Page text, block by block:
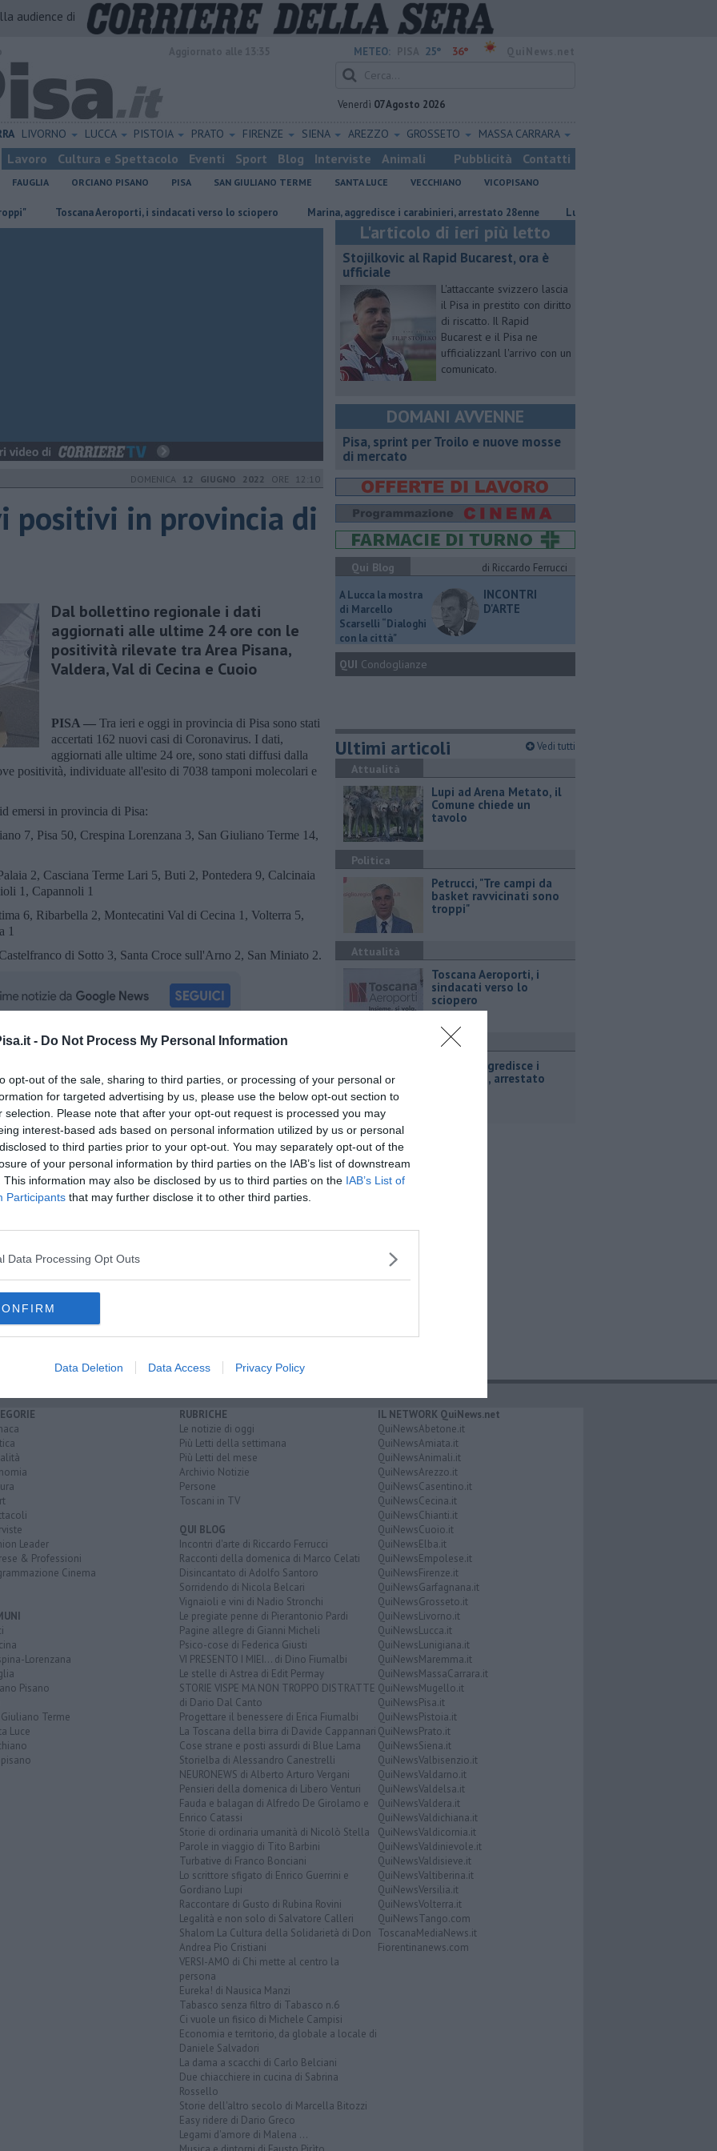
- Do Not Process My Personal Information
opt-out of the sale, sharing to third parties, or processing of your personal or
for targeted advertising by us, please use the below opt-out section to
selection. Please note that after your opt-out request is processed you may
interest-based ads based on personal information utilized by us or personal
to third parties prior to your opt-out. You may separately opt-out of the
of your personal information by third parties on the IAB’s list of downstream
This information may also be disclosed by us to third parties on the IAB’s List of
Participants that may further disclose it to other third parties.
Data Processing Opt Outs
Data Deletion Data Access Privacy Policy
audience di
METEO: 25° 36°
Venerdì 07 Agosto 2026
LIVORNO LUCCA PISTOIA PRATO FIRENZE SIENA AREZZO GROSSETO MASSA CARRARA
Lavoro Cultura e Spettacolo Eventi Sport Blog Interviste Animali Pubblicità Contatti
FAUGLIA ORCIANO PISANO PISA SAN GIULIANO TERME SANTA LUCE VECCHIANO VICOPISANO
Toscana Aeroporti, i sindacati verso lo sciopero Marina, aggredisce i carabinieri, arrestato 28enne Lupi ad Arena Metato, il Comune
DOMENICA 12 GIUGNO 2022 ORE 12:10
positivi in provincia di
Dal bollettino regionale i dati
aggiornati alle ultime 24 ore con le
positività rilevate tra Area Pisana,
Valdera, Val di Cecina e Cuoio
PISA — Tra ieri e oggi in provincia di Pisa sono stati
accertati 162 nuovi casi di Coronavirus. I dati,
aggiornati alle ultime 24 ore, sono stati diffusi dalla
positività, individuate all'esito di 7038 tamponi molecolari e
emersi in provincia di Pisa:
7, Pisa 50, Crespina Lorenzana 3, San Giuliano Terme 14,
2, Casciana Terme Lari 5, Buti 2, Pontedera 9, Calcinaia
1, Capannoli 1
6, Ribarbella 2, Montecatini Val di Cecina 1, Volterra 5,
1
di Sotto 3, Santa Croce sull'Arno 2, San Miniato 2.
iscriviti alla
nella tua casella di posta.
intensiva
terme lari buti pontedera
comunità montana alta val di cecina
castellina marittima
L'articolo di ieri più letto
Stojilkovic al Rapid Bucarest, ora è
ufficiale
L'attaccante svizzero lascia
il Pisa in prestito con diritto
di riscatto. Il Rapid
Bucarest e il Pisa ne
ufficializzanl l'arrivo con un
comunicato.
DOMANI AVVENNE
Pisa, sprint per Troilo e nuove mosse
di mercato
Qui Blog
di Riccardo Ferrucci
A Lucca la mostra
di Marcello
Scarselli “Dialoghi
con la città"
INCONTRI
D'ARTE
QUI Condoglianze
Ultimi articoli Vedi tutti
Attualità
Lupi ad Arena Metato, il
Comune chiede un
tavolo
Politica
Petrucci, "Tre campi da
basket ravvicinati sono
troppi"
Attualità
Toscana Aeroporti, i
sindacati verso lo
sciopero
Marina, aggredisce i
carabinieri, arrestato
Leader
& Professioni
Cinema
Lorenzana
Pisano
Giuliano Terme
Luce
RUBRICHE
Le notizie di oggi
Più Letti della settimana
Più Letti del mese
Archivio Notizie
Persone
Toscani in TV
QUI BLOG
Incontri d'arte di Riccardo Ferrucci
Racconti della domenica di Marco Celati
Disincantato di Adolfo Santoro
Sorridendo di Nicola Belcari
Vignaioli e vini di Nadio Stronchi
Le pregiate penne di Pierantonio Pardi
Pagine allegre di Gianni Micheli
Psico-cose di Federica Giusti
VI PRESENTO I MIEI... di Dino Fiumalbi
Le stelle di Astrea di Edit Permay
STORIE VISPE MA NON TROPPO DISTRATTE
di Dario Dal Canto
Progettare il benessere di Erica Fiumalbi
La Toscana della birra di Davide Cappannari
Cose strane e posti assurdi di Blue Lama
Storielba di Alessandro Canestrelli
NEURONEWS di Alberto Arturo Vergani
Pensieri della domenica di Libero Venturi
Fauda e balagan di Alfredo De Girolamo e
Enrico Catassi
Storie di ordinaria umanità di Nicolò Stella
Parole in viaggio di Tito Barbini
Turbative di Franco Bonciani
Lo scrittore sfigato di Enrico Guerrini e
Gordiano Lupi
Raccontare di Gusto di Rubina Rovini
Legalità e non solo di Salvatore Calleri
Shalom La Cultura della Solidarietà di Don
Andrea Pio Cristiani
VERSI-AMO di Chi mette al centro la
persona
Eureka! di Nausica Manzi
Tabasco senza filtro di Tabasco n.6
Ci vuole un fisico di Michele Campisi
Economia e territorio, da globale a locale di
Daniele Salvadori
La dama a scacchi di Carlo Belciani
Due chiacchiere in cucina di Sabrina
Rossello
Storie dell'altro secolo di Marcella Bitozzi
Easy ridere di Dario Greco
Legami d'amore di Malena ...
IL NETWORK QuiNews.net
QuiNewsAbetone.it
QuiNewsAmiata.it
QuiNewsAnimali.it
QuiNewsArezzo.it
QuiNewsCasentino.it
QuiNewsCecina.it
QuiNewsChianti.it
QuiNewsCuoio.it
QuiNewsElba.it
QuiNewsEmpolese.it
QuiNewsFirenze.it
QuiNewsGarfagnana.it
QuiNewsGrosseto.it
QuiNewsLivorno.it
QuiNewsLucca.it
QuiNewsLunigiana.it
QuiNewsMaremma.it
QuiNewsMassaCarrara.it
QuiNewsMugello.it
QuiNewsPisa.it
QuiNewsPistoia.it
QuiNewsPrato.it
QuiNewsSiena.it
QuiNewsValbisenzio.it
QuiNewsValdarno.it
QuiNewsValdelsa.it
QuiNewsValdera.it
QuiNewsValdichiana.it
QuiNewsValdicornia.it
QuiNewsValdinievole.it
QuiNewsValdisieve.it
QuiNewsValtiberina.it
QuiNewsVersilia.it
QuiNewsVolterra.it
QuiNewsTango.com
ToscanaMediaNews.it
Fiorentinanews.com